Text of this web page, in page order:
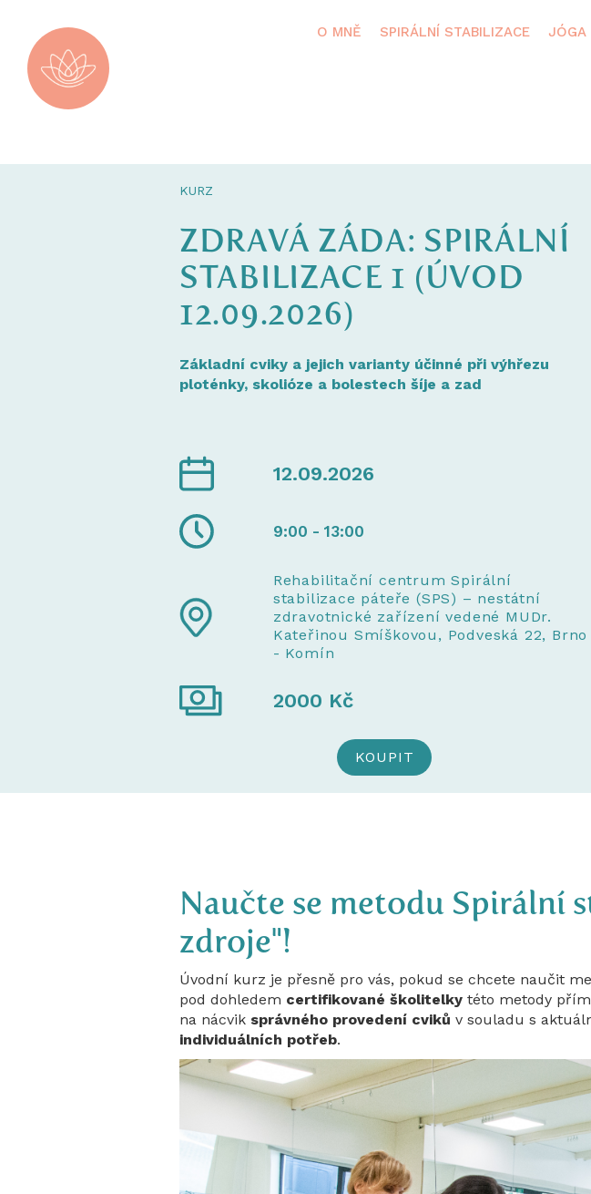
O MNĚ SPIRÁLNÍ STABILIZACE JÓGA
KURZ
ZDRAVÁ ZÁDA: SPIRÁLNÍ
STABILIZACE 1 (ÚVOD
12.09.2026)
Základní cviky a jejich varianty účinné při výhřezu
ploténky, skolióze a bolestech šíje a zad
12.09.2026
9:00 - 13:00
Rehabilitační centrum Spirální
stabilizace páteře (SPS) – nestátní
zdravotnické zařízení vedené MUDr.
Kateřinou Smíškovou, Podveská 22, Brno
- Komín
2000 Kč
KOUPIT
Naučte se metodu Spirální
zdroje"!
Úvodní kurz je přesně pro vás, pokud se chcete naučit
pod dohledem certifikované školitelky této metody
na nácvik správného provedení cviků v souladu s
individuálních potřeb.